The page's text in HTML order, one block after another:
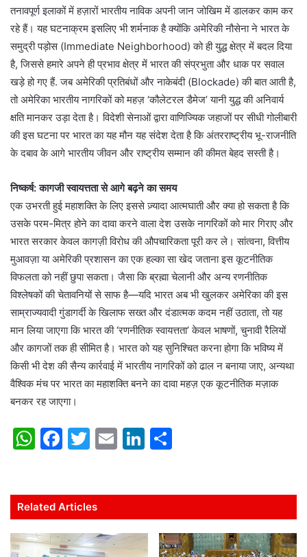
तनावपूर्ण इलाकों में हज़ारों भारतीय नाविक अपनी जान जोखिम में डालकर काम कर
रहे हैं। यह घटनाक्रम इसलिए भी शर्मनाक है क्योंकि अमेरिकी नौसेना ने भारत के
समुद्री पड़ोस (Immediate Neighborhood) को ही युद्ध क्षेत्र में बदल दिया
है, जिससे हमारे अपने ही प्रभाव क्षेत्र में भारत की संप्रभुता और धाक पर सवाल
खड़े हो गए हैं. जब अमेरिकी प्रतिबंधों और नाकेबंदी (Blockade) की बात आती है,
तो अमेरिका भारतीय नागरिकों को महज़ ‘कौलेटरल डैमेज’ यानी युद्ध की अनिवार्य
क्षति मानकर उड़ा देता है। विदेशी सेनाओं द्वारा वाणिज्यिक जहाजों पर सीधी गोलीबारी
की इस घटना पर भारत का यह मौन यह संदेश देता है कि अंतरराष्ट्रीय भू-राजनीति
के दबाव के आगे भारतीय जीवन और राष्ट्रीय सम्मान की कीमत बेहद सस्ती है।
निष्कर्ष: कागजी स्वायत्तता से आगे बढ़ने का समय
एक उभरती हुई महाशक्ति के लिए इससे ज़्यादा आत्मघाती और क्या हो सकता है कि
उसके परम-मित्र होने का दावा करने वाला देश उसके नागरिकों को मार गिराए और
भारत सरकार केवल कागज़ी विरोध की औपचारिकता पूरी कर ले। सांत्वना, वित्तीय
मुआवज़ा या अमेरिकी प्रशासन का एक हल्का सा खेद जताना इस कूटनीतिक
विफलता को नहीं छुपा सकता। जैसा कि ब्रह्मा चेलानी और अन्य रणनीतिक
विश्लेषकों की चेतावनियों से साफ है—यदि भारत अब भी खुलकर अमेरिका की इस
साम्राज्यवादी गुंडागर्दी के खिलाफ सख्त और दंडात्मक कदम नहीं उठाता, तो यह
मान लिया जाएगा कि भारत की ‘रणनीतिक स्वायत्तता’ केवल भाषणों, चुनावी रैलियों
और कागजों तक ही सीमित है। भारत को यह सुनिश्चित करना होगा कि भविष्य में
किसी भी देश की सैन्य कार्रवाई में भारतीय नागरिकों को ढाल न बनाया जाए, अन्यथा
वैश्विक मंच पर भारत का महाशक्ति बनने का दावा महज़ एक कूटनीतिक मज़ाक
बनकर रह जाएगा।
W
s
A
p
F
e
b
o
T
er
E
l
Li
e
dI
n
e
Related Articles